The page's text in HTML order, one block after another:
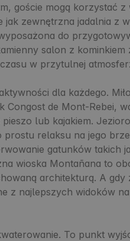
goście mogą korzystać
zewnętrzna jadalnia z
do
salon z kominkiem
w przytulnej
dla każdego.
Congost de Mont-Rebei,
lub kajakiem.
relaksu na jego
gatunków takich
wioska Montañana to
architekturą. A gdy
z najlepszych widoków na
To punkt